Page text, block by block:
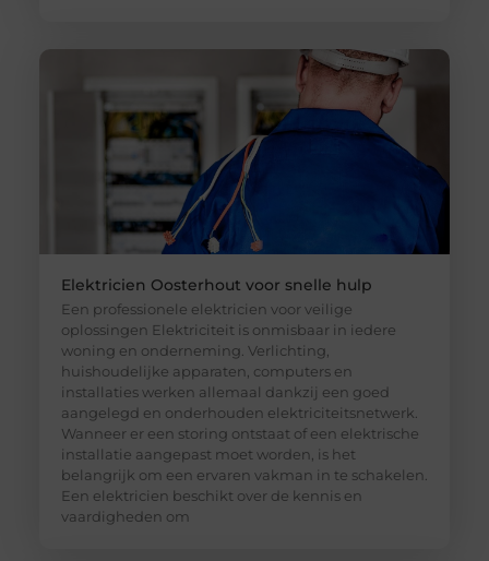
Elektricien Oosterhout voor snelle hulp
Een professionele elektricien voor veilige
oplossingen Elektriciteit is onmisbaar in iedere
woning en onderneming. Verlichting,
huishoudelijke apparaten, computers en
installaties werken allemaal dankzij een goed
aangelegd en onderhouden elektriciteitsnetwerk.
Wanneer er een storing ontstaat of een elektrische
installatie aangepast moet worden, is het
belangrijk om een ervaren vakman in te schakelen.
Een elektricien beschikt over de kennis en
vaardigheden om